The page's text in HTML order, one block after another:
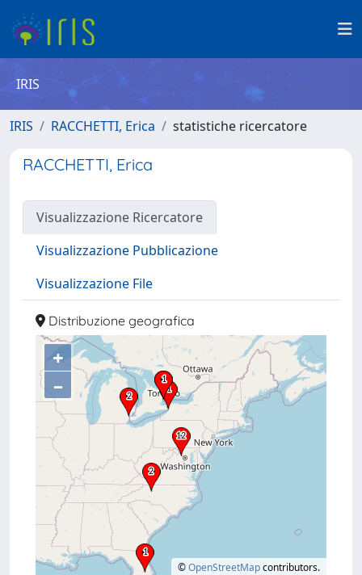
IRIS
IRIS RACCHETTI, Erica statistiche ricercatore
RACCHETTI, Erica
Visualizzazione Ricercatore
Visualizzazione Pubblicazione
Visualizzazione File
Distribuzione geografica
+
–
©OpenStreetMapcontributors.